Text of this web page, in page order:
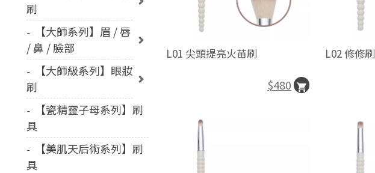
刷
【大師系列】眉 / 唇
/ 鼻 / 臉部
【大師級系列】眼妝
刷
【瓷精靈子母系列】刷
具
【美肌天后術系列】刷
具
L01 尖頭提亮火苗刷
$480
L02 修修刷